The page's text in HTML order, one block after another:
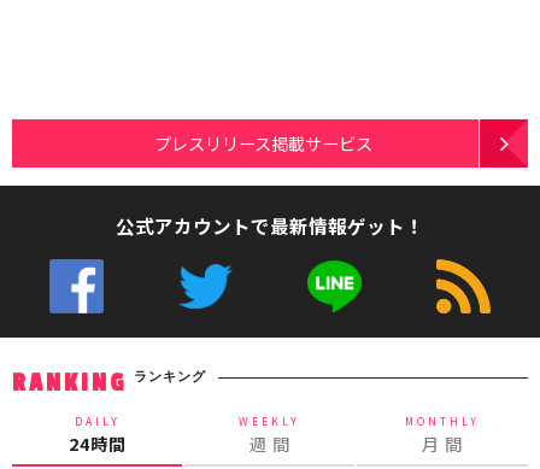
プレスリリース掲載サービス
公式アカウントで最新情報ゲット！
RANKING ランキング
DAILY
24時間
WEEKLY
週 間
MONTHLY
月 間